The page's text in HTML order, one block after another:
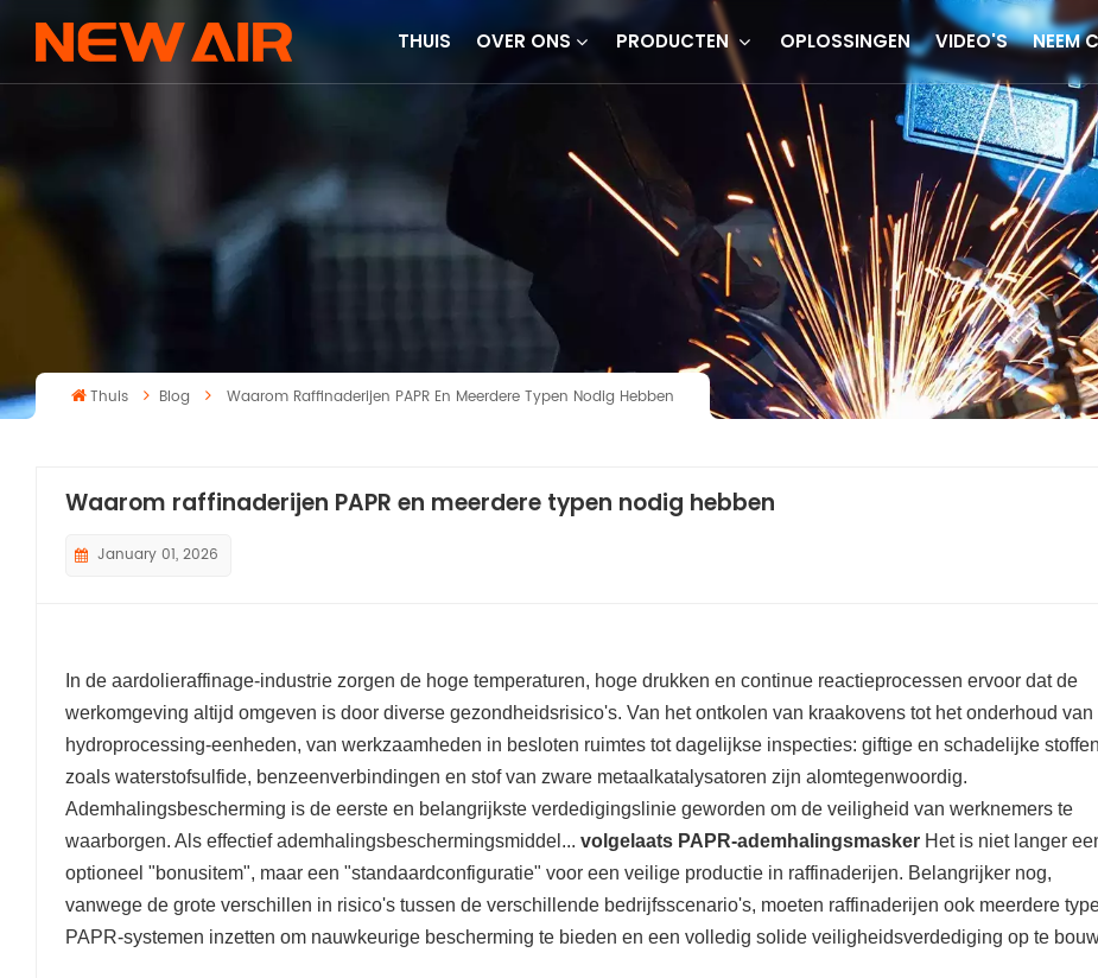
THUIS OVER ONS PRODUCTEN OPLOSSINGEN VIDEO'S NEEM
Thuis Blog Waarom Raffinaderijen PAPR En Meerdere Typen Nodig Hebben
Waarom raffinaderijen PAPR en meerdere typen nodig hebben
January 01, 2026
In de aardolieraffinage-industrie zorgen de hoge temperaturen, hoge drukken en continue reactieprocessen ervoor dat de
werkomgeving altijd omgeven is door diverse gezondheidsrisico's. Van het ontkolen van kraakovens tot het onderhoud van
hydroprocessing-eenheden, van werkzaamheden in besloten ruimtes tot dagelijkse inspecties: giftige en schadelijke stoffen
zoals waterstofsulfide, benzeenverbindingen en stof van zware metaalkatalysatoren zijn alomtegenwoordig.
Ademhalingsbescherming is de eerste en belangrijkste verdedigingslinie geworden om de veiligheid van werknemers te
waarborgen. Als effectief ademhalingsbeschermingsmiddel... volgelaats PAPR-ademhalingsmaskerHet is niet langer
optioneel "bonusitem", maar een "standaardconfiguratie" voor een veilige productie in raffinaderijen. Belangrijker nog,
vanwege de grote verschillen in risico's tussen de verschillende bedrijfsscenario's, moeten raffinaderijen ook meerdere
PAPR-systemen inzetten om nauwkeurige bescherming te bieden en een volledig solide veiligheidsverdediging op te